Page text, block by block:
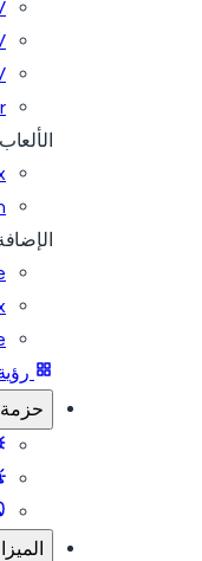
الألعاب
الإضافة
رؤية
حزمة